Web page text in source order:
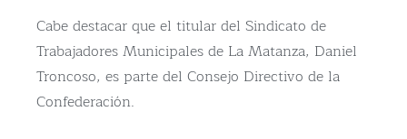
Cabe destacar que el titular del Sindicato de
Trabajadores Municipales de La Matanza, Daniel
Troncoso, es parte del Consejo Directivo de la
Confederación.